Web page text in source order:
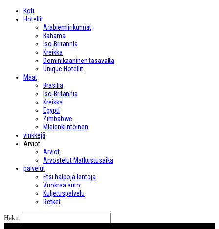
Koti
Hotellit
Arabiemiirikunnat
Bahama
Iso-Britannia
Kreikka
Dominikaaninen tasavalta
Unique Hotellit
Maat
Brasilia
Iso-Britannia
Kreikka
Egypti
Zimbabwe
Mielenkiintoinen
vinkkejä
Arviot
Arviot
Arvostelut Matkustusaika
palvelut
Etsi halpoja lentoja
Vuokraa auto
Kuljetuspalvelu
Retket
Haku